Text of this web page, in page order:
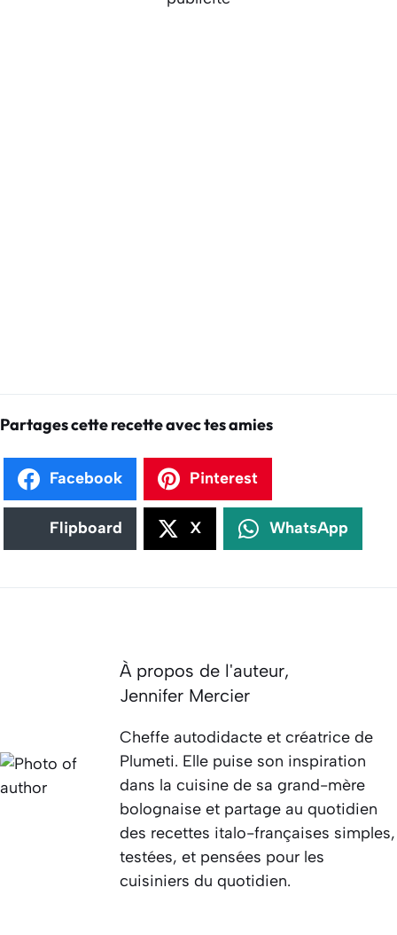
Partages cette recette avec tes amies
Facebook Pinterest
Flipboard X WhatsApp
À propos de l'auteur,
Jennifer Mercier
Cheffe autodidacte et créatrice de
Plumeti. Elle puise son inspiration
dans la cuisine de sa grand-mère
bolognaise et partage au quotidien
des recettes italo-françaises simples,
testées, et pensées pour les
cuisiniers du quotidien.